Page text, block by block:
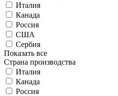
Италия
Канада
Россия
США
Сербия
Показать все
Страна производства
Италия
Канада
Россия